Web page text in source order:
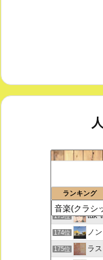
ランキング
室
172位 ボ
173位 tak-
174位 ノ
175位 ラ